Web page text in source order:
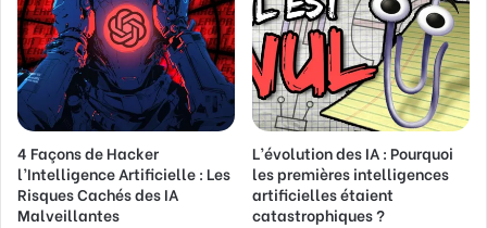
a
d
r
e
s
e
E
m
a
4 Façons de Hacker
l’Intelligence Artificielle : Les
Risques Cachés des IA
Malveillantes
L’évolution des IA : Pourquoi
les premières intelligences
artificielles étaient
catastrophiques ?